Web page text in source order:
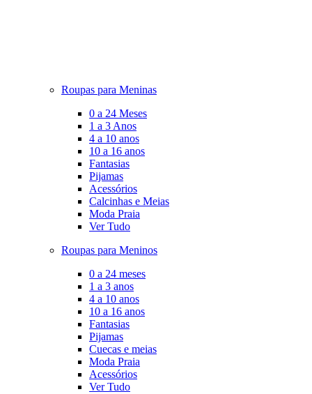
Roupas para Meninas
0 a 24 Meses
1 a 3 Anos
4 a 10 anos
10 a 16 anos
Fantasias
Pijamas
Acessórios
Calcinhas e Meias
Moda Praia
Ver Tudo
Roupas para Meninos
0 a 24 meses
1 a 3 anos
4 a 10 anos
10 a 16 anos
Fantasias
Pijamas
Cuecas e meias
Moda Praia
Acessórios
Ver Tudo